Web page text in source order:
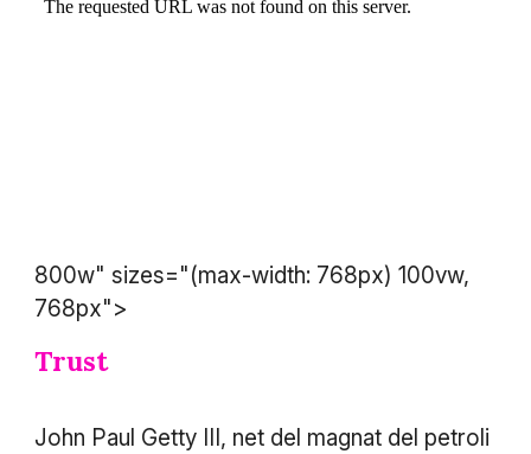
800w" sizes="(max-width: 768px) 100vw,
768px">
Trust
John Paul Getty III, net del magnat del petroli